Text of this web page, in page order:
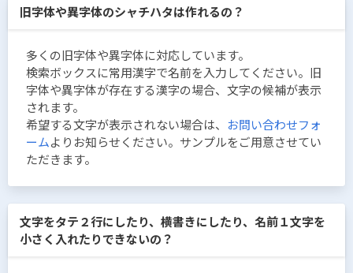
旧字体や異字体のシャチハタは作れるの？
多くの旧字体や異字体に対応しています。
検索ボックスに常用漢字で名前を入力してください。旧
字体や異字体が存在する漢字の場合、文字の候補が表示
されます。
希望する文字が表示されない場合は、 お問い合わせフォ
ームよりお知らせください。サンプルをご用意させてい
ただきます。
文字をタテ２行にしたり、横書きにしたり、名前１文字を
小さく入れたりできないの？